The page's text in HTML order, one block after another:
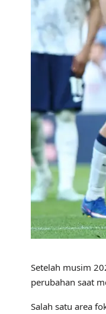
Setelah musim
perubahan saat
Salah satu area